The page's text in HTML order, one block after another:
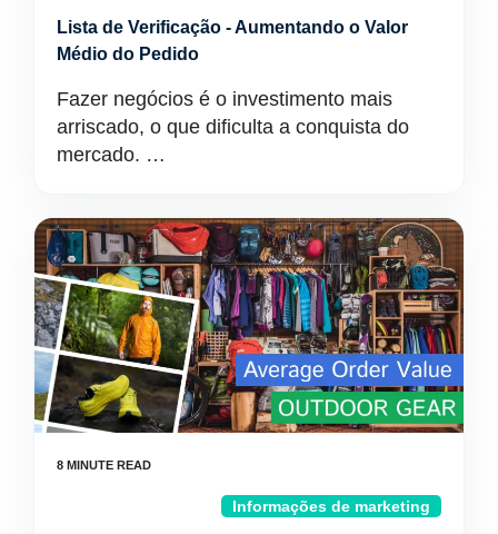
Lista de Verificação - Aumentando o Valor
Médio do Pedido
Fazer negócios é o investimento mais
arriscado, o que dificulta a conquista do
mercado. …
Informações de marketing